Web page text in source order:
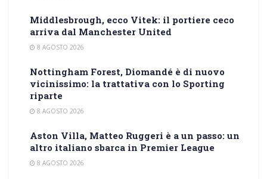
Middlesbrough, ecco Vitek: il portiere ceco
arriva dal Manchester United
8 AGOSTO 2026
Nottingham Forest, Diomandé è di nuovo
vicinissimo: la trattativa con lo Sporting
riparte
8 AGOSTO 2026
Aston Villa, Matteo Ruggeri è a un passo: un
altro italiano sbarca in Premier League
8 AGOSTO 2026